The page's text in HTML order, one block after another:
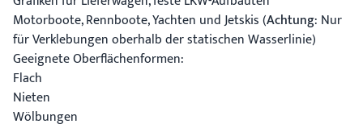
Motorboote, Rennboote, Yachten und Jetskis (Achtung: Nur
für Verklebungen oberhalb der statischen Wasserlinie)
Geeignete Oberflächenformen:
Flach
Nieten
Wölbungen